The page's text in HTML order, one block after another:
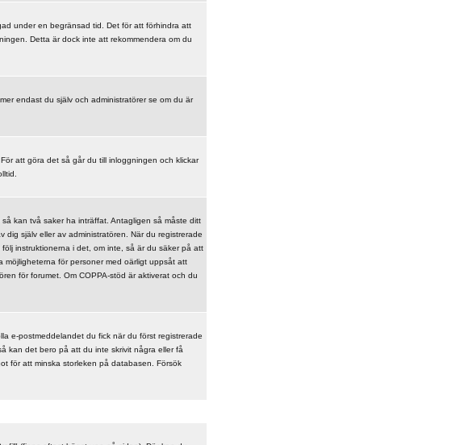
under en begränsad tid. Det för att förhindra att
Detta är dock inte att rekommendera om du
endast du själv och administratörer se om du är
att göra det så går du till inloggningen och klickar
kan två saker ha inträffat. Antagligen så måste ditt
själv eller av administratören. När du registrerade
instruktionerna i det, om inte, så är du säker på att
för personer med oärligt uppsåt att
för forumet. Om COPPA-stöd är aktiverat och du
e-postmeddelandet du fick när du först registrerade
kan det bero på att du inte skrivit några eller få
för att minska storleken på databasen. Försök